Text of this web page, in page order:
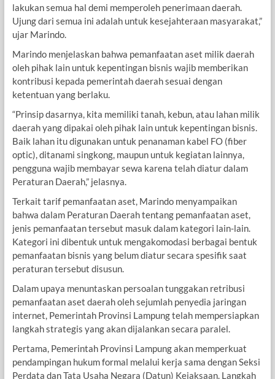
lakukan semua hal demi memperoleh penerimaan daerah.
Ujung dari semua ini adalah untuk kesejahteraan masyarakat,”
ujar Marindo.
Marindo menjelaskan bahwa pemanfaatan aset milik daerah
oleh pihak lain untuk kepentingan bisnis wajib memberikan
kontribusi kepada pemerintah daerah sesuai dengan
ketentuan yang berlaku.
“Prinsip dasarnya, kita memiliki tanah, kebun, atau lahan milik
daerah yang dipakai oleh pihak lain untuk kepentingan bisnis.
Baik lahan itu digunakan untuk penanaman kabel FO (fiber
optic), ditanami singkong, maupun untuk kegiatan lainnya,
pengguna wajib membayar sewa karena telah diatur dalam
Peraturan Daerah,” jelasnya.
Terkait tarif pemanfaatan aset, Marindo menyampaikan
bahwa dalam Peraturan Daerah tentang pemanfaatan aset,
jenis pemanfaatan tersebut masuk dalam kategori lain-lain.
Kategori ini dibentuk untuk mengakomodasi berbagai bentuk
pemanfaatan bisnis yang belum diatur secara spesifik saat
peraturan tersebut disusun.
Dalam upaya menuntaskan persoalan tunggakan retribusi
pemanfaatan aset daerah oleh sejumlah penyedia jaringan
internet, Pemerintah Provinsi Lampung telah mempersiapkan
langkah strategis yang akan dijalankan secara paralel.
Pertama, Pemerintah Provinsi Lampung akan memperkuat
pendampingan hukum formal melalui kerja sama dengan Seksi
Perdata dan Tata Usaha Negara (Datun) Kejaksaan. Langkah